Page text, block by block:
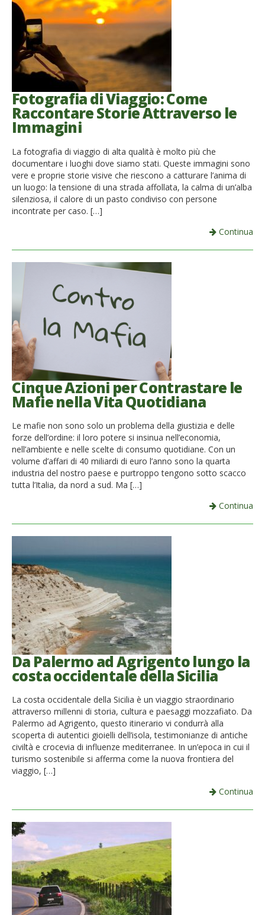
Fotografia di Viaggio: Come
Raccontare Storie Attraverso le
Immagini
La fotografia di viaggio di alta qualità è molto più che
documentare i luoghi dove siamo stati. Queste immagini sono
vere e proprie storie visive che riescono a catturare l’anima di
un luogo: la tensione di una strada affollata, la calma di un’alba
silenziosa, il calore di un pasto condiviso con persone
incontrate per caso. […]
Continua
Cinque Azioni per Contrastare le
Mafie nella Vita Quotidiana
Le mafie non sono solo un problema della giustizia e delle
forze dell’ordine: il loro potere si insinua nell’economia,
nell’ambiente e nelle scelte di consumo quotidiane. Con un
volume d’affari di 40 miliardi di euro l’anno sono la quarta
industria del nostro paese e purtroppo tengono sotto scacco
tutta l’Italia, da nord a sud. Ma […]
Continua
Da Palermo ad Agrigento lungo la
costa occidentale della Sicilia
La costa occidentale della Sicilia è un viaggio straordinario
attraverso millenni di storia, cultura e paesaggi mozzafiato. Da
Palermo ad Agrigento, questo itinerario vi condurrà alla
scoperta di autentici gioielli dell’isola, testimonianze di antiche
civiltà e crocevia di influenze mediterranee. In un’epoca in cui il
turismo sostenibile si afferma come la nuova frontiera del
viaggio, […]
Continua